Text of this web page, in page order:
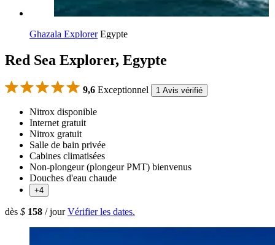
Ghazala Explorer Egypte
Red Sea Explorer, Egypte
9,6 Exceptionnel 1 Avis vérifié
Nitrox disponible
Internet gratuit
Nitrox gratuit
Salle de bain privée
Cabines climatisées
Non-plongeur (plongeur PMT) bienvenus
Douches d'eau chaude
+4
dès $ 158 / jour Vérifier les dates.